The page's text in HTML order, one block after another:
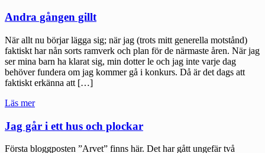
så
mycket
mer
bakom
5000
tecken"
Andra gången gillt
När allt nu börjar lägga sig; när jag (trots mitt generella motstånd)
faktiskt har nån sorts ramverk och plan för de närmaste åren. När jag
ser mina barn ha klarat sig, min dotter le och jag inte varje dag
behöver fundera om jag kommer gå i konkurs. Då är det dags att
faktiskt erkänna att […]
Läs mer"Andra
gillt"
Jag går i ett hus och plockar
Första bloggposten ”Arvet” finns här. Det har gått ungefär två